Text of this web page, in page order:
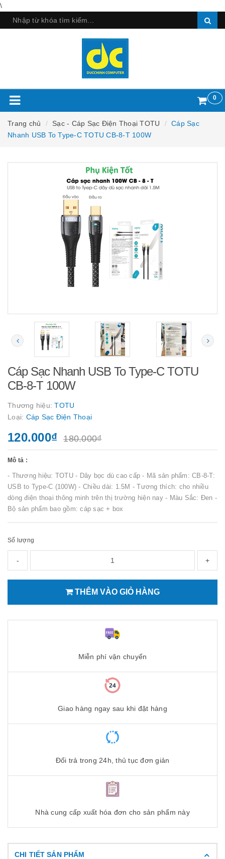
\
0
Trang chủ Sạc - Cáp Sạc Điện Thoại TOTU
Cáp Sạc
Nhanh USB To Type-C TOTU CB-8-T 100W
Cáp Sạc Nhanh USB To Type-C TOTU
CB-8-T 100W
Thương hiệu:TOTU
Loại: Cáp Sạc Điện Thoại
120.000₫ 180.000₫
Mô tả :
- Thương hiệu: TOTU - Dây bọc dù cao cấp - Mã sản phẩm: CB-8-T:
USB to Type-C (100W) - Chiều dài: 1.5M - Tương thích: cho nhiều
dòng điện thoại thông minh trên thị trường hiện nay - Màu Sắc: Đen -
Bộ sản phẩm bao gồm: cáp sạc + box
Số lượng
- +
THÊM VÀO GIỎ HÀNG
Miễn phí vận chuyển
Giao hàng ngay sau khi đặt hàng
Đổi trả trong 24h, thủ tục đơn giản
Nhà cung cấp xuất hóa đơn cho sản phẩm này
CHI TIẾT SẢN PHẨM